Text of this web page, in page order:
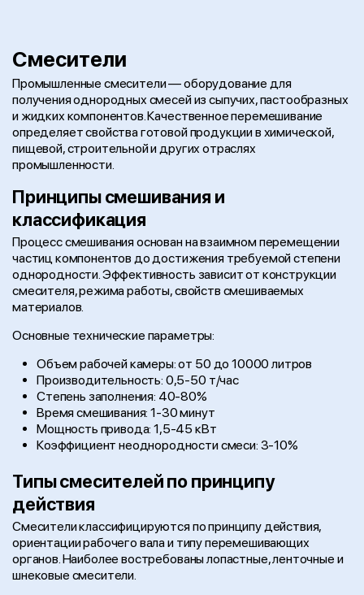
Смесители
Промышленные смесители — оборудование для
получения однородных смесей из сыпучих, пастообразных
и жидких компонентов. Качественное перемешивание
определяет свойства готовой продукции в химической,
пищевой, строительной и других отраслях
промышленности.
Принципы смешивания и
классификация
Процесс смешивания основан на взаимном перемещении
частиц компонентов до достижения требуемой степени
однородности. Эффективность зависит от конструкции
смесителя, режима работы, свойств смешиваемых
материалов.
Основные технические параметры:
Объем рабочей камеры: от 50 до 10000 литров
Производительность: 0,5-50 т/час
Степень заполнения: 40-80%
Время смешивания: 1-30 минут
Мощность привода: 1,5-45 кВт
Коэффициент неоднородности смеси: 3-10%
Типы смесителей по принципу
действия
Смесители классифицируются по принципу действия,
ориентации рабочего вала и типу перемешивающих
органов. Наиболее востребованы лопастные, ленточные и
шнековые смесители.